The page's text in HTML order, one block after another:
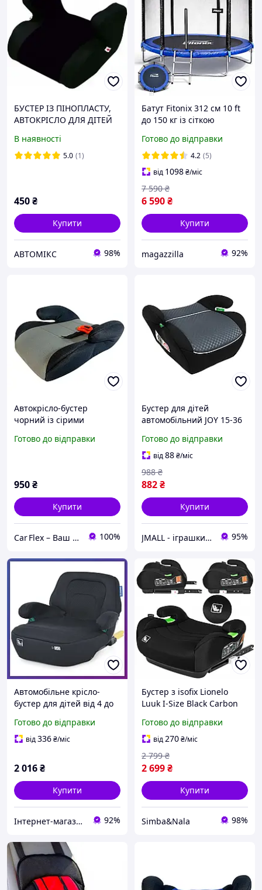
БУСТЕР ІЗ ПІНОПЛАСТУ,
АВТОКРІСЛО ДЛЯ ДІТЕЙ
ВАГОЮ 15-36 КГ MILEX
SINDO FP-S20001
В наявності
5.0 (1)
450₴
Купити
АВТОМІКС 98%
Батут Fitonix 312 см 10 ft
до 150 кг із сіткою
для дачі, двору, дітей та
дорослих
Готово до відправки
4.2 (5)
від 1098₴/міс
6 590₴
7 590 ₴
Купити
magazzilla 92%
Автокрісло-бустер
чорний із сірими
безпечне та зручне
Готово до відправки
950₴
Купити
Car Flex – Ваш надійний автопартнер 100%
Бустер для дітей
автомобільний JOY 15-36
із чорним
Готово до відправки
від88₴/міс
882₴
988 ₴
Купити
JMALL - іграшки та товари для детей 95%
Автомобільне крісло-
бустер для дітей від 4 до
ME 1112 i-GO Black
Чорний
Готово до відправки
від336₴/міс
2 016₴
Купити
Інтернет-магазин дитячих товарів та товарів для дому "Твій Кіндер" 92%
Бустер з isofix Lionelo
Luuk I-Size Black Carbon
автокрісло-бустер Бустер
для дітей в машину
Готово до відправки
від270₴/міс
2 699₴
2 799 ₴
Купити
Simba&Nala 98%